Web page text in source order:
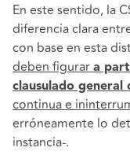
En este sentido, la
diferencia clara
con base en esta
deben figurara
clausulado general
continua e
erróneamente lo
instancia-.